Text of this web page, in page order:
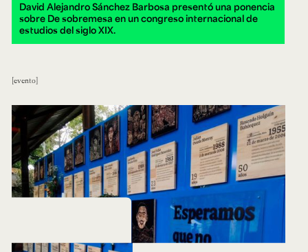
David Alejandro Sánchez Barbosa presentó una ponencia
sobre De sobremesa en un congreso internacional de
estudios del siglo XIX.
evento